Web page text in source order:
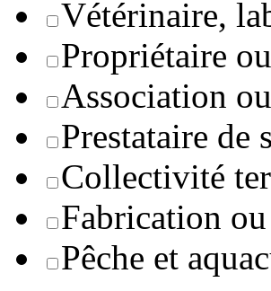
Vétérinaire,
Propriétaire
Association
Prestataire de
Collectivité
Fabrication
Pêche et